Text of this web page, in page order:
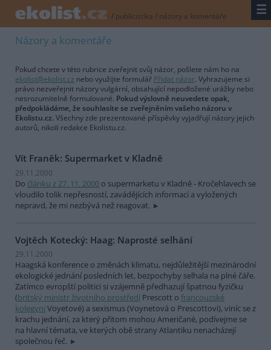
/ publicistika / názory a komentáře ☰
Názory a komentáře
Pokud chcete v této rubrice zveřejnit svůj názor, pošlete nám ho na
ekolist@ekolist.cz nebo využijte formulář Přidat názor. Vyhrazujeme si
právo nezveřejnit názory vulgární, obsahující nepodložené urážky nebo
nesrozumitelně formulované. Pokud výslovně neuvedete opak,
předpokládáme, že souhlasíte se zveřejněním vašeho názoru v
Ekolistu.cz. Všechny zde prezentované příspěvky vyjadřují názory jejich
autorů, nikoli redakce Ekolistu.cz.
Vít Franěk: Supermarket v Kladně
29.11.2000
Do článku z 27. 11. 2000 o supermarketu v Kladně - Kročehlavech se
vloudilo tolik nepřesností, zavádějících informací a vyložených
nepravd, že mi nezbývá než reagovat.
Vojtěch Kotecký: Haag: Naprosté selhání
29.11.2000
Haagská konference o změnách klimatu, nejdůležitější mezinárodní
ekologické jednání posledních let, bezpochyby selhala na plné čáře.
Zatímco evropští politici si vzájemně předhazují špatnou fyzičku
(britský ministr životního prostředí Prescott o francouzské
kolegyni Voyetové) a sexismus (Voynetová o Prescottovi), viníc se z
krachu jednání, za který přitom mohou Američané, podívejme se
na hlavní témata, ve kterých obě strany Atlantiku nenacházejí
společnou řeč.